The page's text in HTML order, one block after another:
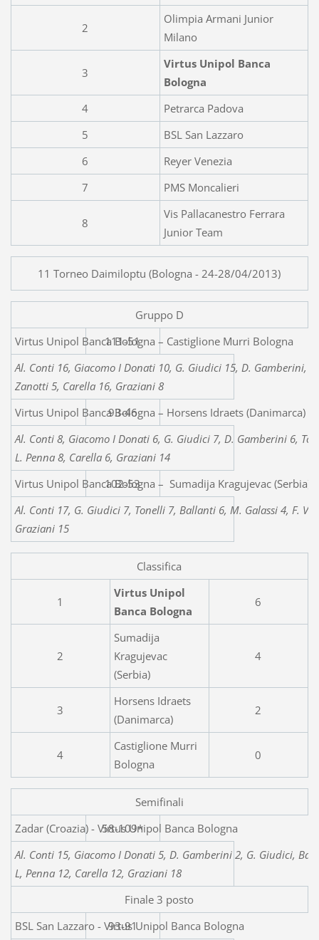
2
Olimpia Armani Junior
Milano
3
Virtus Unipol Banca
Bologna
4
Petrarca Padova
5
BSL San Lazzaro
6
Reyer Venezia
7
PMS Moncalieri
8
Vis Pallacanestro Ferrara
Junior Team
11 Torneo Daimiloptu (Bologna - 24-28/04/2013)
Gruppo D
Virtus Unipol Banca Bologna
111-51
Al. Conti 16, Giacomo I Donati 10, G. Giudici 15, D. Gamberini,
Zanotti 5, Carella 16, Graziani 8
Virtus Unipol Banca Bologna – Horsens Idraets (Danimarca)
93-46
Al. Conti 8, Giacomo I Donati 6, G. Giudici 7, D. Gamberini 6,
L. Penna 8, Carella 6, Graziani 14
Virtus Unipol Banca Bologna – Sumadija Kragujevac (Serbia)
102-53
Al. Conti 17, G. Giudici 7, Tonelli 7, Ballanti 6, M. Galassi 4, F.
Graziani 15
Classifica
1
Virtus Unipol
Banca Bologna
6
2
Sumadija
Kragujevac
(Serbia)
4
3
Horsens Idraets
(Danimarca)
2
4
Castiglione Murri
Bologna
0
Semifinali
Zadar (Croazia) - Virtus
58-109*
Al. Conti 15, Giacomo I Donati 5, D. Gamberini 2, G. Giudici,
L, Penna 12, Carella 12, Graziani 18
Finale 3 posto
BSL San Lazzaro - Virtus Unipol Banca Bologna
93-91